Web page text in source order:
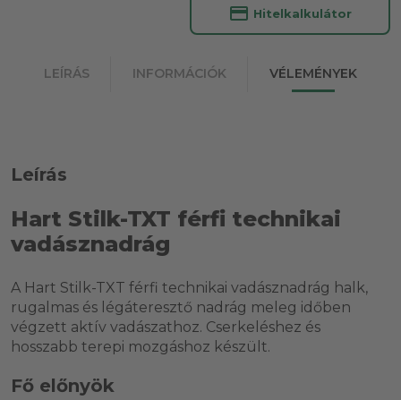
credit_card Hitelkalkulátor
LEÍRÁS INFORMÁCIÓK VÉLEMÉNYEK
Leírás
Hart Stilk-TXT férfi technikai
vadásznadrág
A Hart Stilk-TXT férfi technikai vadásznadrág halk,
rugalmas és légáteresztő nadrág meleg időben
végzett aktív vadászathoz. Cserkeléshez és
hosszabb terepi mozgáshoz készült.
Fő előnyök